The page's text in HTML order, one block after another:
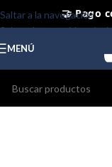
Saltar a la navegación
Saltar al contenido
⭐
MENÚ